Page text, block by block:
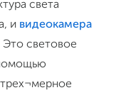
света
и видеокамера
световое